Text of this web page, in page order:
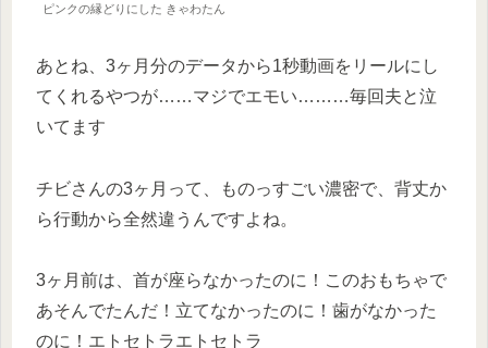
ピンクの縁どりにした きゃわたん
あとね、3ヶ月分のデータから1秒動画をリールにし
てくれるやつが……マジでエモい………毎回夫と泣
いてます
チビさんの3ヶ月って、ものっすごい濃密で、背丈か
ら行動から全然違うんですよね。
3ヶ月前は、首が座らなかったのに！このおもちゃで
あそんでたんだ！立てなかったのに！歯がなかった
のに！エトセトラエトセトラ